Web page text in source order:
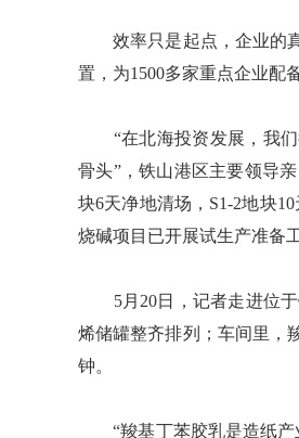
效率只是起点，企业的真
置，为1500多家重点企业配
“在北海投资发展，我们
骨头”，铁山港区主要领导
块6天净地清场，S1-2地块
烧碱项目已开展试生产准备
5月20日，记者走进位于
烯储罐整齐排列；车间里，
钟。
“羧基丁苯胶乳是造纸产